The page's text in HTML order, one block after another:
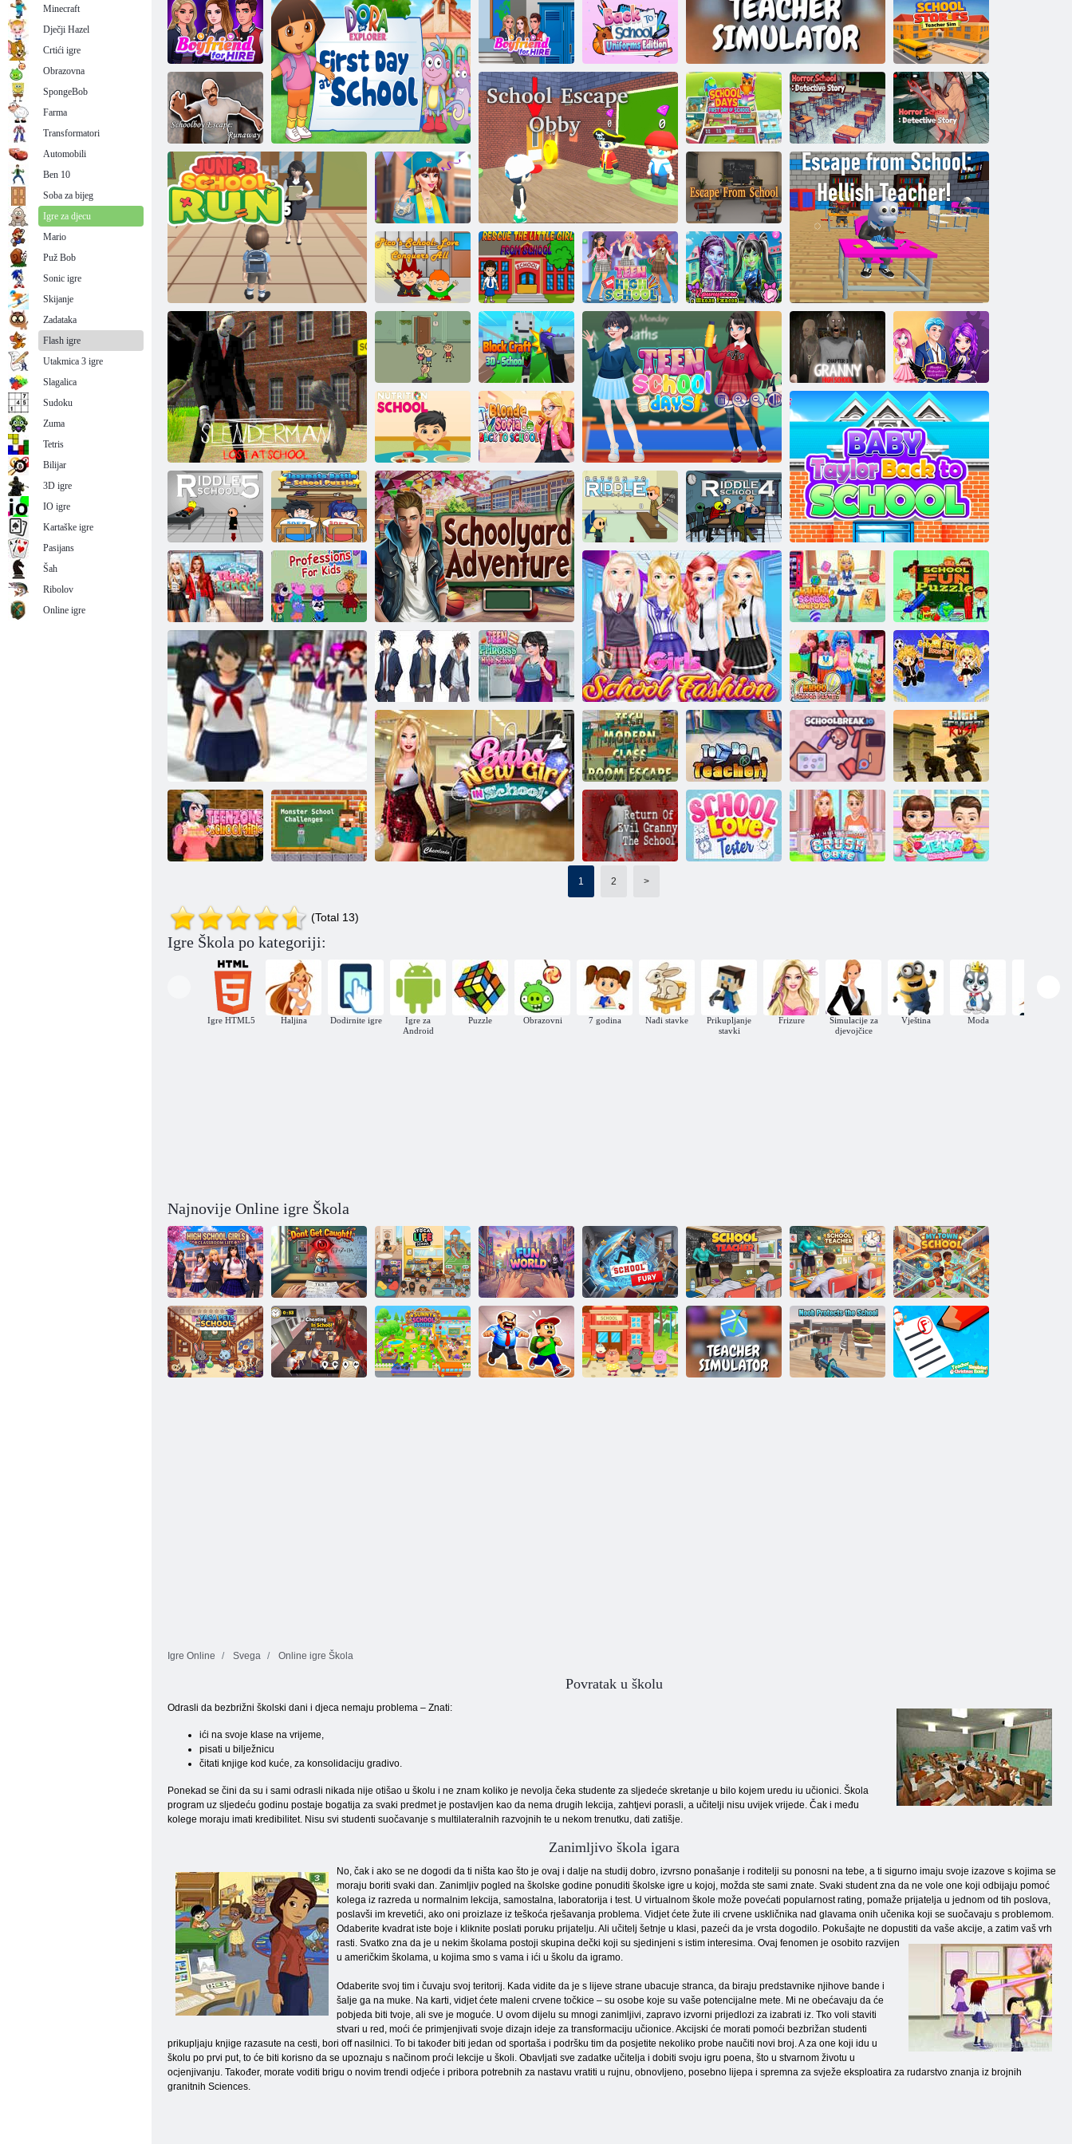
Učitelj u školi Varanje u školi
Učiteljski simulator
Noob brani
školu
Simulator
učitelja: Božićni
ispit
Momak za
iznajmljivanje
Dora-Research: Prvi dan Dore u školi
Tip je iznajmljen
Povratak u
školu: uniforma
Školske priče:
simulator učitelja
Bijeg iz škole OBBI
Bijeg učenika:
bjegunac
Školski dani.
Prvi dan škole.
Školski horor:
detektivska priča
Juniorska utrka
Detektiv povijest
horor škole
Trendovi šminke
za diplomiranje
Bijeg iz škole
Bijeg iz škole: Pakleni učitelj!
Škola Pico:
Ljubav osvaja
sve
Spasi djevojku
iz škole
Tinejdžerska
moda: srednja
škola
Slenderman izgubljen u školi
Princeze u školi
horora
Simulator
školskog učitelja
Block craft 3D -
škola
Tinejdžerski stil Školski dani
Zla baka
Poglavlje 3
Bijeg iz škole
Čarobna
srednjoškolska
ljubavna priča
Školski obroci
Beba Taylor se vratila u školu
Plavokosa Sofia
natrag u školu
Škola misterija 5
Bitka kolega iz
razreda - školska
zagonetka
Školska avantura
Škola misterija
Povratak
Škola misterija 4
Dress to
Impression:
Back to School
Školska moda za djevojčice
Profesije za
djecu
Kiddo: Školska
uniforma
Školska zabavna
slagalica
Sakura School Girl Yandere simulator
Školski život
Srednja škola
mlade princeze
Kiddo: školski
pastel
Babs je nova djevojka u školi
Školski stil
odijevanja
Tehnološki
moderni bijeg iz
učionice
Biti učitelj Školski odmor
Proboj u
srednjoj školi
Teen Zone
Učenica
Testovi u školi
čudovišta
1 2 >
(Total 13)
Igre Škola po kategoriji:
Igre HTML5 Haljina Dodirnite igre
Igre za
Android
Puzzle Obrazovni 7 godina Nađi stavke
Prikupljanje
stavki
Frizure
Simulacije za
djevojčice
Vještina Moda
Najnovije Online igre Škola
Školski život za
srednjoškolke
Ne daj da te
uhvate!
Toka Boka:
Škola
Veseli svijet Školski bijes Učitelj u školi Učitelj u školi Moj grad: Škola
Igre Online Svega Online igre Škola
Povratak u školu
Odrasli da bezbrižni školski dani i djeca nemaju problema – Znati:
ići na svoje klase na vrijeme,
pisati u bilježnicu
čitati knjige kod kuće, za konsolidaciju gradivo.
Ponekad se čini da su i sami odrasli nikada nije otišao u školu i ne znam koliko je nevolja čeka studente za sljedeće skretanje u bilo kojem uredu iu učionici. Škola
program uz sljedeću godinu postaje bogatija za svaki predmet je postavljen kao da nema drugih lekcija, zahtjevi porasli, a učitelji nisu uvijek vrijede. Čak i među
kolege moraju imati kredibilitet. Nisu svi studenti suočavanje s multilateralnih razvojnih te u nekom trenutku, dati zatišje.
Zanimljivo škola igara
No, čak i ako se ne dogodi da ti ništa kao što je ovaj i dalje na studij dobro, izvrsno ponašanje i roditelji su ponosni na tebe, a ti sigurno imaju svoje izazove s kojima se
moraju boriti svaki dan. Zanimljiv pogled na školske godine ponuditi školske igre u kojoj, možda ste sami znate. Svaki student zna da ne vole one koji odbijaju pomoć
kolega iz razreda u normalnim lekcija, samostalna, laboratorija i test. U virtualnom škole može povećati popularnost rating, pomaže prijatelja u jednom od tih poslova,
poslavši im krevetići, ako oni proizlaze iz teškoća rješavanja problema. Vidjet ćete žute ili crvene uskličnika nad glavama onih učenika koji se suočavaju s problemom.
Odaberite kvadrat iste boje i kliknite poslati poruku prijatelju. Ali učitelj šetnje u klasi, pazeći da je vrsta dogodilo. Pokušajte ne dopustiti da vaše akcije, a zatim vaš vrh
rasti. Svatko zna da je u nekim školama postoji skupina dečki koji su sjedinjeni s istim interesima. Ovaj fenomen je osobito razvijen
u američkim školama, u kojima smo s vama i ići u školu da igramo.
Odaberite svoj tim i čuvaju svoj teritorij. Kada vidite da je s lijeve strane ubacuje stranca, da biraju predstavnike njihove bande i
šalje ga na muke. Na karti, vidjet ćete maleni crvene točkice – su osobe koje su vaše potencijalne mete. Mi ne obećavaju da će
pobjeda biti tvoje, ali sve je moguće. U ovom dijelu su mnogi zanimljivi, zapravo izvorni prijedlozi za izabrati iz. Tko voli staviti
stvari u red, moći će primjenjivati ​​svoje dizajn ideje za transformaciju učionice. Akcijski će morati pomoći bezbrižan studenti
prikupljaju knjige razasute na cesti, bori off nasilnici. To bi također biti jedan od sportaša i podršku tim da posjetite nekoliko probe naučiti novi broj. A za one koji idu u
školu po prvi put, to će biti korisno da se upoznaju s načinom proći lekcije u školi. Obavljati sve zadatke učitelja i dobiti svoju igru ​​poena, što u stvarnom životu u
ocjenjivanju. Također, morate voditi brigu o novim trendi odjeće i pribora potrebnih za nastavu vratiti u rujnu, obnovljeno, posebno lijepa i spremna za svježe eksploatira za rudarstvo znanja iz brojnih
granitnih Sciences.
Minecraft
Dječji Hazel
Crtići igre
Obrazovna
SpongeBob
Farma
Transformatori
Automobili
Ben 10
Soba za bijeg
Igre za djecu
Mario
Puž Bob
Sonic igre
Skijanje
Zadataka
Flash igre
Utakmica 3 igre
Slagalica
Sudoku
Zuma
Tetris
Bilijar
3D igre
IO igre
Kartaške igre
Pasijans
Šah
Ribolov
Online igre